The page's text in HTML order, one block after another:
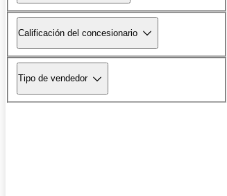
Calificación del concesionario
Tipo de vendedor